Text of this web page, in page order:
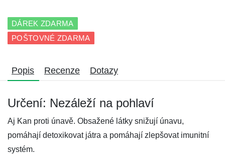
DÁREK ZDARMA
POŠTOVNÉ ZDARMA
Popis Recenze Dotazy
Určení: Nezáleží na pohlaví
Aj Kan proti únavě. Obsažené látky snižují únavu,
pomáhají detoxikovat játra a pomáhají zlepšovat imunitní
systém.